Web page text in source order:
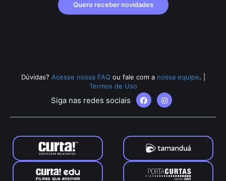
Quero receber novidades
Dúvidas? Acesse nossa FAQ ou fale com a nossa equipe.
Termos de Uso
Siga nas redes sociais